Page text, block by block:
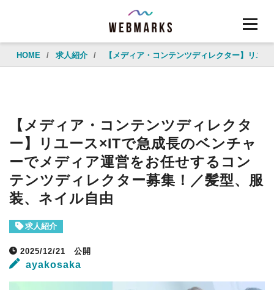
HOME / 求人紹介 / 【メディア・コンテンツディレクター】リユ
【メディア・コンテンツディレクタ
ー】リユース×ITで急成長のベンチャ
ーでメディア運営をお任せするコン
テンツディレクター募集！／髪型、服
装、ネイル自由
求人紹介
2025/12/21 公開
ayakosaka